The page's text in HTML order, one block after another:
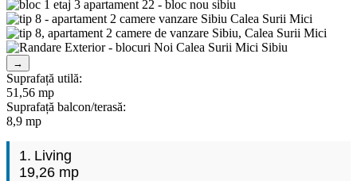
→
Suprafață utilă:
51,56 mp
Suprafață balcon/terasă:
8,9 mp
1. Living
19,26 mp